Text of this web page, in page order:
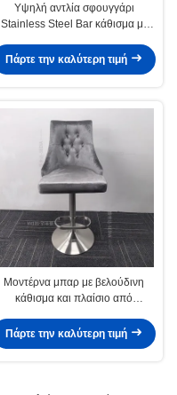
Υψηλή αντλία σφουγγάρι
Stainless Steel Bar κάθισμα με
Πάρτε την καλύτερη τιμή
Μοντέρνα μπαρ με βελούδινη
κάθισμα και πλαίσιο από
Πάρτε την καλύτερη τιμή